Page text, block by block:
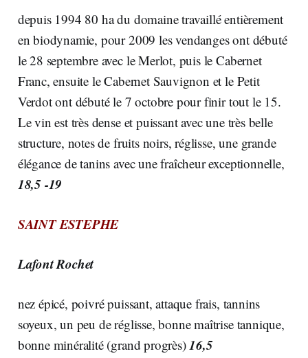
depuis 1994 80 ha du domaine travaillé entièrement
en biodynamie, pour 2009 les vendanges ont débuté
le 28 septembre avec le Merlot, puis le Cabernet
Franc, ensuite le Cabernet Sauvignon et le Petit
Verdot ont débuté le 7 octobre pour finir tout le 15.
Le vin est très dense et puissant avec une très belle
structure, notes de fruits noirs, réglisse, une grande
élégance de tanins avec une fraîcheur exceptionnelle,
18,5 -19
SAINT ESTEPHE
Lafont Rochet
nez épicé, poivré puissant, attaque frais, tannins
soyeux, un peu de réglisse, bonne maîtrise tannique,
bonne minéralité (grand progrès)16,5